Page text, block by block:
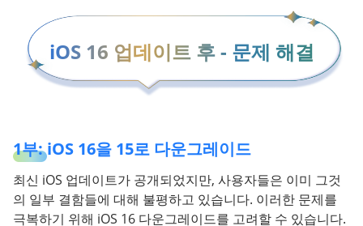
iOS 16 업데이트 후 - 문제 해결
1부: iOS 16을 15로 다운그레이드
최신 iOS 업데이트가 공개되었지만, 사용자들은 이미 그것
의 일부 결함들에 대해 불평하고 있습니다. 이러한 문제를
극복하기 위해 iOS 16 다운그레이드를 고려할 수 있습니다.